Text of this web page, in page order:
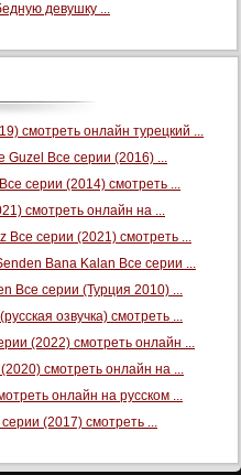
девушку ...
смотреть онлайн турецкий ...
Guzel Все серии (2016) ...
серии (2014) смотреть ...
смотреть онлайн на ...
Все серии (2021) смотреть ...
Bana Kalan Все серии ...
Все серии (Турция 2010) ...
озвучка) смотреть ...
(2022) смотреть онлайн ...
смотреть онлайн на ...
онлайн на русском ...
(2017) смотреть ...